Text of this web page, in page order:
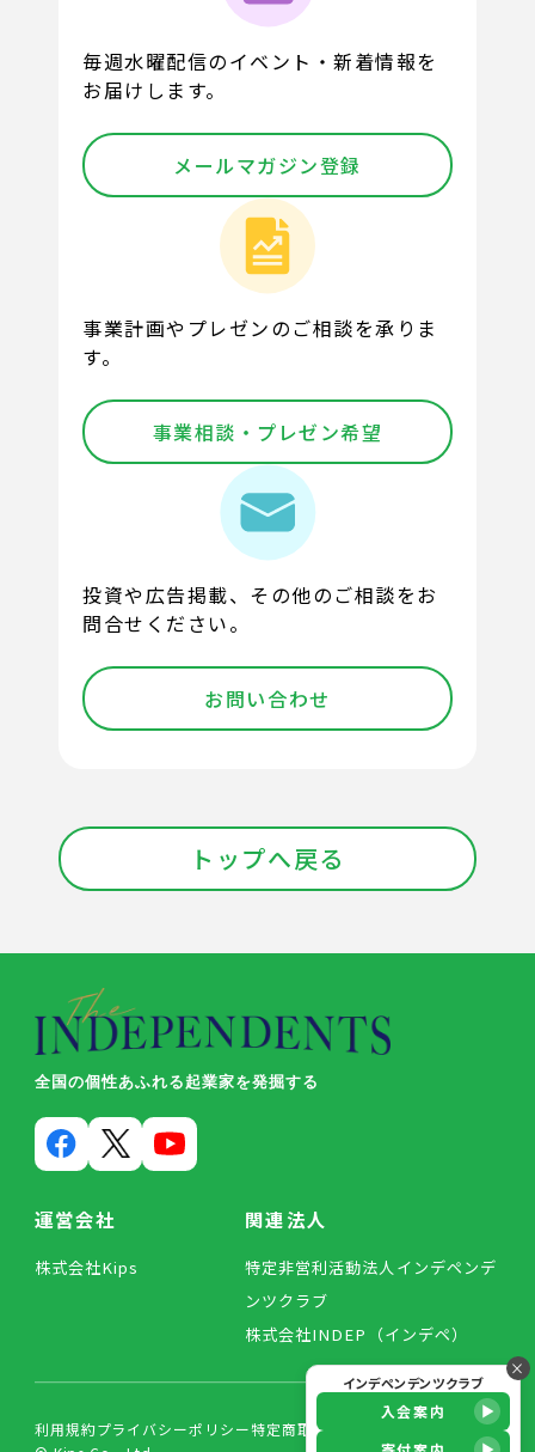
毎週水曜配信のイベント・新着情報を
お届けします。
メールマガジン登録
事業計画やプレゼンのご相談を承りま
す。
事業相談・プレゼン希望
投資や広告掲載、その他のご相談をお
問合せください。
お問い合わせ
トップへ戻る
×
インデペンデンツクラブ
入会案内
全国の個性あふれる起業家を発掘する
運営会社
株式会社Kips
関連法人
特定非営利活動法人インデペンデ
ンツクラブ
株式会社INDEP（インデペ）
利用規約プライバシーポリシー特定商取引法に基づく表記